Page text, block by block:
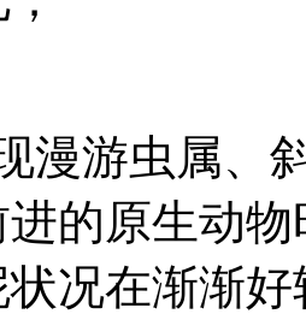
漫游虫属
的原生动
况在渐渐好